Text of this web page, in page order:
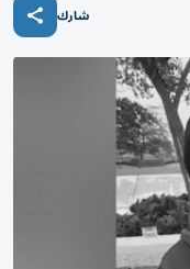
شارك